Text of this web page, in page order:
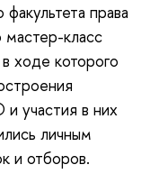
права
класс
ходе которого
участия в них
личным
и отборов.